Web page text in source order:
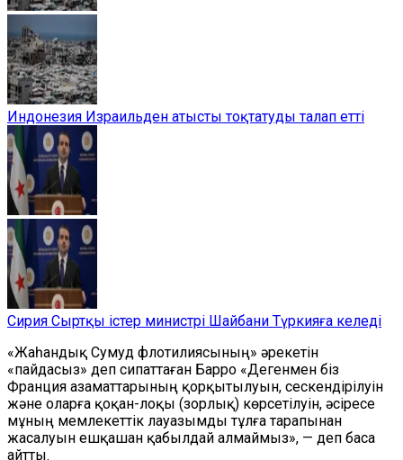
Индонезия Израильден атысты тоқтатуды талап етті
Сирия Сыртқы істер министрі Шайбани Түркияға келеді
«Жаһандық Сумуд флотилиясының» әрекетін
«пайдасыз» деп сипаттаған Барро «Дегенмен біз
Франция азаматтарының қорқытылуын, сескендірілуін
және оларға қоқан-лоқы (зорлық) көрсетілуін, әсіресе
мұның мемлекеттік лауазымды тұлға тарапынан
жасалуын ешқашан қабылдай алмаймыз», — деп баса
айтты.